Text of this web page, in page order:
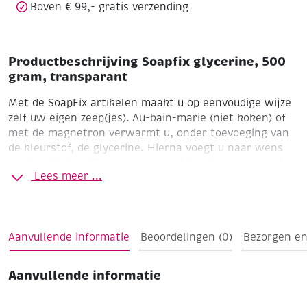
Boven € 99,- gratis verzending
Productbeschrijving Soapfix glycerine, 500
gram, transparant
Met de SoapFix artikelen maakt u op eenvoudige wijze
zelf uw eigen zeep(jes). Au-bain-marie (niet koken) of
met de magnetron verwarmt u, onder toevoeging van
de kleurstof, de glycerine. Hierna voegt u naar wens
glycerine in de gewenste mal/mallen gieten. Voor leuke
u tevens de gipsgietmallen gebruiken (zowel kunststof
als latex mallen).U kunt van de gemaakte zeepjes
uiteraard ook uw eigen zeepkettingen maken. Alle
benodigde materialen hiervoor vindt u in onze
Lees meer ...
Aanvullende informatie Beoordelingen (0) Bezorgen
Aanvullende informatie